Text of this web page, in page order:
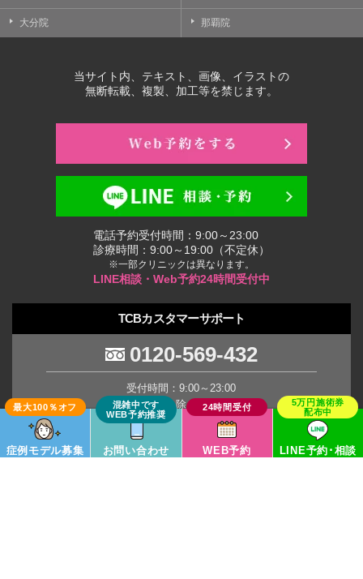
大分院 那覇院
当サイト内、テキスト、画像、イラストの
無断転載、複製、加工等を禁じます。
電話予約受付時間：9:00～23:00
診療時間：9:00～19:00（不定休）
※一部クリニックは異なります。
LINE相談・Web予約24時間受付中
TCBカスタマーサポート
0120-569-432
受付時間：9:00～23:00
(年末年始を除く土日祝日)
※臨時休業の場合がございます。
症例モデル募集 お問い合わせ WEB予約 LINE予約･相談